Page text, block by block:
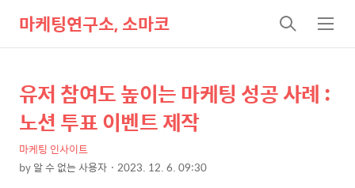
마케팅연구소, 소마코
검
색
메
뉴
상
세
컨
텐
본
문
제
목
유저 참여도 높이는 마케팅 성공 사례 :
노션 투표 이벤트 제작
마케팅 인사이트
by알 수 없는 사용자 2023. 12. 6. 09:30